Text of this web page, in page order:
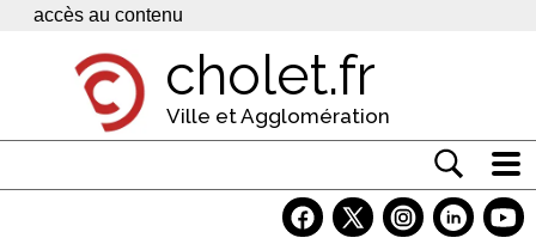
Panneau de gestion des cookies
accès au contenu
cholet.fr
Ville et Agglomération